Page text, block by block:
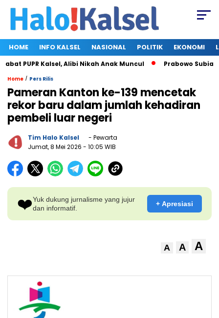
HOME INFO KALSEL NASIONAL POLITIK EKONOMI
PUPR Kalsel, Alibi Nikah Anak Muncul Prabowo Subianto
Home / Pers Rilis
Pameran Kanton ke-139 mencetak
rekor baru dalam jumlah kehadiran
pembeli luar negeri
Tim Halo Kalsel
- Pewarta
Jumat, 8 Mei 2026 - 10:05 WIB
❤️Yuk dukung jurnalisme yang jujur
dan informatif.
+ Apresiasi
A A A